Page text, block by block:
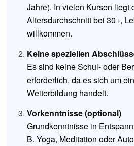
Jahre). In vielen Kursen liegt
Altersdurchschnitt bei 30+,
willkommen.
Keine speziellen
Es sind keine Schul- oder
erforderlich, da es sich um
Weiterbildung handelt.
Vorkenntnisse (optional)
Grundkenntnisse in
B. Yoga, Meditation oder